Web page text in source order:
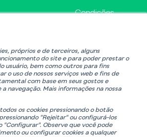
próprios e de terceiros, alguns
do site e para poder prestar o
usuário, bem como outros para fins
o uso de nossos serviços web e fins de
com base em seus gostos e
navegação. Mais informações na nossa
os cookies pressionando o botão
"Rejeitar" ou configurá-los
"Configurar". Observe que você pode
ou configurar cookies a qualquer
Condições
Privacidade
Política de
cookies
O
b